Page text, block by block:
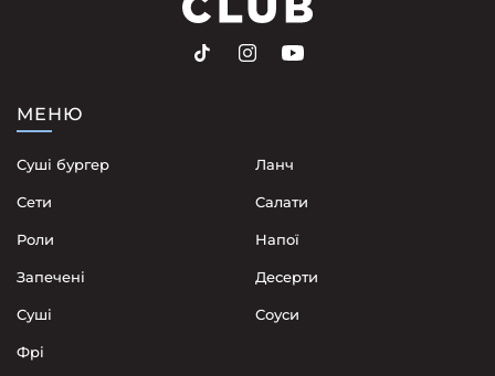
МЕНЮ
Суші бургер
Сети
Роли
Запечені
Суші
Фрі
Ланч
Cалати
Напої
Десерти
Соуси